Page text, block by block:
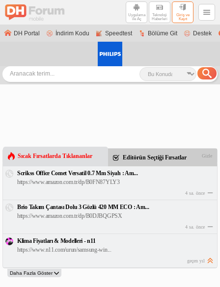
Uygulama
ile Aç
Teknoloji
Haberleri
Giriş ve
Kayıt
DH Portal İndirim Kodu Speedtest Bölüme Git Destek
Sıcak Fırsatlarda Tıklananlar Editörün Seçtiği Fırsatlar Gizle
Scrikss Office Comet Versatil 0.7 Mm Siyah : Am...
https://www.amazon.com.tr/dp/B0FN87YLY3
4 sa. önce
Brio Takım Çantası Dolu 3 Gözlü 420 MM ECO : Am...
https://www.amazon.com.tr/dp/B0DJBQGPSX
4 sa. önce
Klima Fiyatları & Modelleri - n11
https://www.n11.com/urun/samsung-win...
geçen yıl